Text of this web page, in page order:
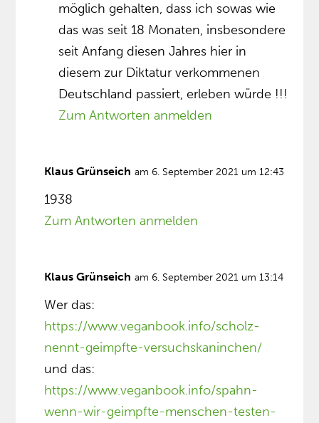
möglich gehalten, dass ich sowas wie
das was seit 18 Monaten, insbesondere
seit Anfang diesen Jahres hier in
diesem zur Diktatur verkommenen
Deutschland passiert, erleben würde !!!
Zum Antworten anmelden
Klaus Grünseich am 6. September 2021 um 12:43
1938
Zum Antworten anmelden
Klaus Grünseich am 6. September 2021 um 13:14
Wer das:
https://www.veganbook.info/scholz-
nennt-geimpfte-versuchskaninchen/
und das:
https://www.veganbook.info/spahn-
wenn-wir-geimpfte-menschen-testen-